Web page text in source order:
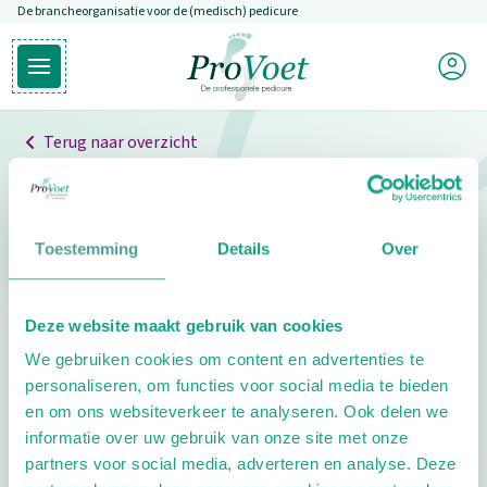
Toestemming Details Over
Deze website maakt gebruik van cookies
We gebruiken cookies om content en advertenties te
personaliseren, om functies voor social media te bieden
en om ons websiteverkeer te analyseren. Ook delen we
informatie over uw gebruik van onze site met onze
partners voor social media, adverteren en analyse. Deze
Overslaan en naar de inhoud gaan
De brancheorganisatie voor de (medisch) pedicure
Open hoofdmenu
Ga naar de homepagina
Mijn
Terug naar overzicht
Professionals
Pedicure niet gevonden
pedicure.